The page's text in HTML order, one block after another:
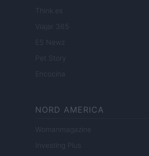
Think.es
Viajar 365
ES Newz
Pet Story
Encocina
NORD AMERICA
Womanmagazine
Investing Plus